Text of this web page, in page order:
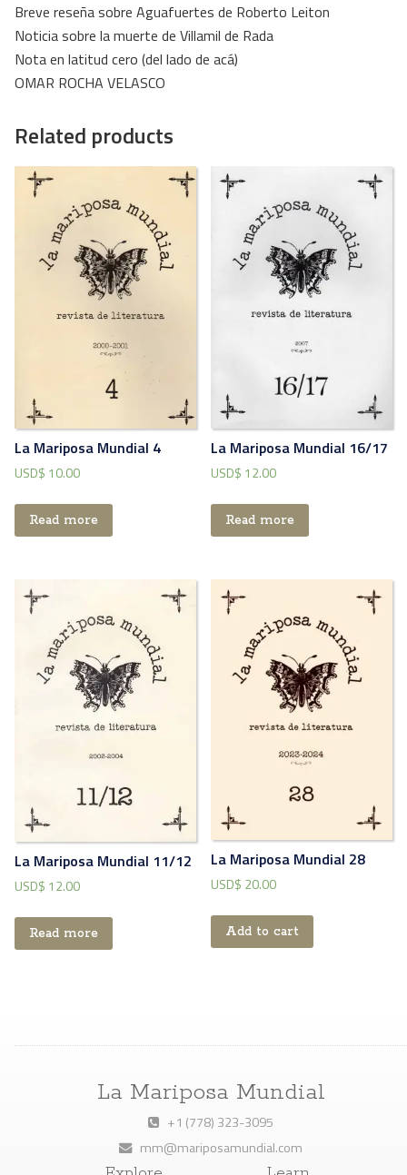
Breve reseña sobre Aguafuertes de Roberto Leiton
Noticia sobre la muerte de Villamil de Rada
Nota en latitud cero (del lado de acá)
OMAR ROCHA VELASCO
Related products
La Mariposa Mundial 4
USD$ 10.00
Read more
La Mariposa Mundial 16/17
USD$ 12.00
Read more
La Mariposa Mundial 11/12
USD$ 12.00
Read more
La Mariposa Mundial 28
USD$ 20.00
Add to cart
La Mariposa Mundial
+1 (778) 323-3095
mm@mariposamundial.com